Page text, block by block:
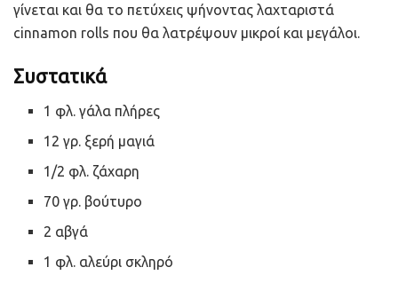
γίνεται και θα το πετύχεις ψήνοντας λαχταριστά
cinnamon rolls που θα λατρέψουν μικροί και μεγάλοι.
Συστατικά
1 φλ. γάλα πλήρες
12 γρ. ξερή μαγιά
1/2 φλ. ζάχαρη
70 γρ. βούτυρο
2 αβγά
1 φλ. αλεύρι σκληρό